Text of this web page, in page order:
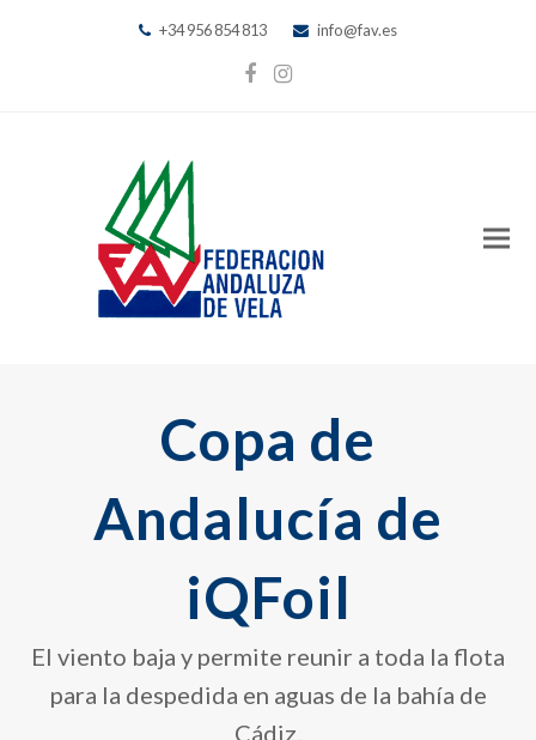
+34 956 854 813 info@fav.es
Facebook
Instagram
Copa de
Andalucía de
iQFoil
El viento baja y permite reunir a toda la flota
para la despedida en aguas de la bahía de
Cádiz.